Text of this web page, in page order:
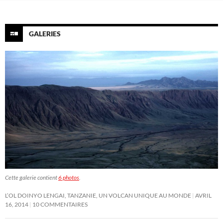
GALERIES
Cette galerie contient6 photos.
L’OL DOINYO LENGAI, TANZANIE, UN VOLCAN UNIQUE AU MONDE AVRIL
16, 2014 10 COMMENTAIRES